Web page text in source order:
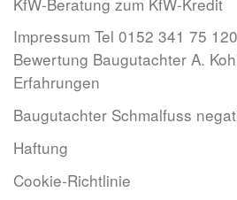
Impressum Tel 0152 341 75 120
Bewertung Baugutachter A.
Erfahrungen
Baugutachter Schmalfuss
Haftung
Cookie-Richtlinie